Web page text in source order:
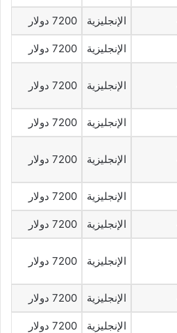
الإنجليزية 7200 دولار
الإنجليزية 7200 دولار
الإنجليزية 7200 دولار
الإنجليزية 7200 دولار
الإنجليزية 7200 دولار
الإنجليزية 7200 دولار
الإنجليزية 7200 دولار
الإنجليزية 7200 دولار
الإنجليزية 7200 دولار
الإنجليزية 7200 دولار